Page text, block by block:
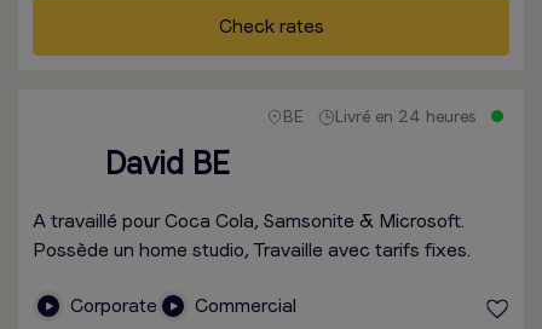
Check rates
BE Livré en 24 heures
David BE
A travaillé pour Coca Cola, Samsonite & Microsoft.
Possède un home studio, Travaille avec tarifs fixes.
Corporate Commercial